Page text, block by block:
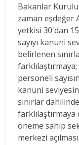
Bakanlar
zaman eşdeğer
yetkisi 30'dan
sayıyı kanuni
belirlenen
personeli
kanuni
sınırlar
öneme sahip
merkezi